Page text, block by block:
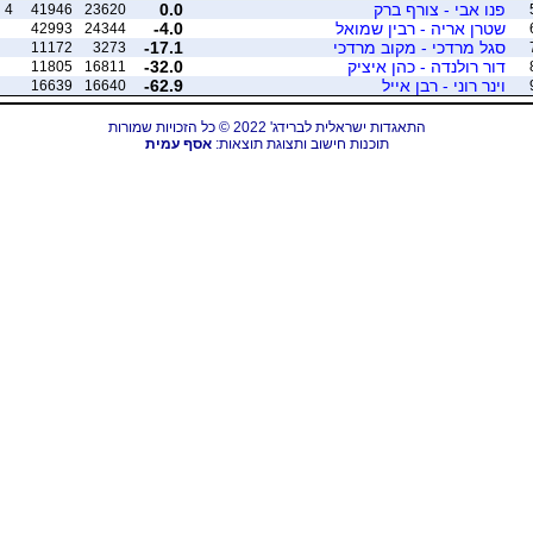
פנו אבי - צורף ברק 0.0
23620
41946
4
שטרן אריה - רבין שמואל -4.0
24344
42993
סגל מרדכי - מקוב מרדכי -17.1
3273
11172
דור רולנדה - כהן איציק -32.0
16811
11805
וינר רוני - רבן אייל -62.9
16640
16639
התאגדות ישראלית לברידג' 2022 © כל הזכויות שמורות
תוכנות חישוב ותצוגת תוצאות:אסף עמית